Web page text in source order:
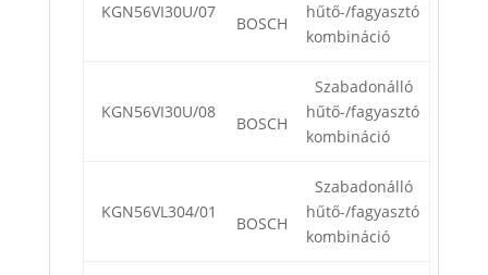
KGN56VI30U/07
BOSCH
hűtő-/fagyasztó
kombináció
KGN56VI30U/08
BOSCH
Szabadonálló
hűtő-/fagyasztó
kombináció
KGN56VL304/01
BOSCH
Szabadonálló
hűtő-/fagyasztó
kombináció